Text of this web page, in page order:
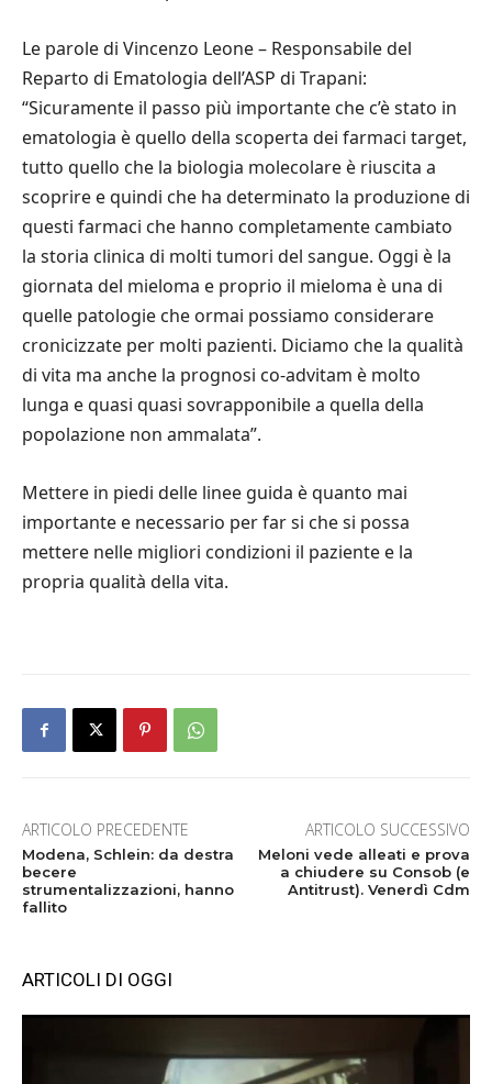
Le parole di Vincenzo Leone – Responsabile del
Reparto di Ematologia dell’ASP di Trapani:
“Sicuramente il passo più importante che c’è stato in
ematologia è quello della scoperta dei farmaci target,
tutto quello che la biologia molecolare è riuscita a
scoprire e quindi che ha determinato la produzione di
questi farmaci che hanno completamente cambiato
la storia clinica di molti tumori del sangue. Oggi è la
giornata del mieloma e proprio il mieloma è una di
quelle patologie che ormai possiamo considerare
cronicizzate per molti pazienti. Diciamo che la qualità
di vita ma anche la prognosi co-advitam è molto
lunga e quasi quasi sovrapponibile a quella della
popolazione non ammalata”.
Mettere in piedi delle linee guida è quanto mai
importante e necessario per far si che si possa
mettere nelle migliori condizioni il paziente e la
propria qualità della vita.
ARTICOLO PRECEDENTE
Modena, Schlein: da destra
becere
strumentalizzazioni, hanno
fallito
ARTICOLO SUCCESSIVO
Meloni vede alleati e prova
a chiudere su Consob (e
Antitrust). Venerdì Cdm
ARTICOLI DI OGGI